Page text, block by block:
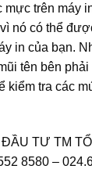
mực trên máy
nó có thể
in của bạn.
tên bên
kiểm tra các
TƯ TM
8580 –